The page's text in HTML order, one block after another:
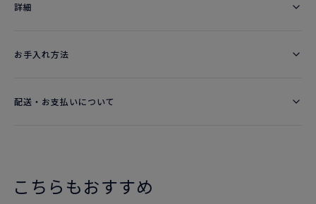
詳細​
お手入れ方法
配送・お支払いについて
こちらもおすすめ